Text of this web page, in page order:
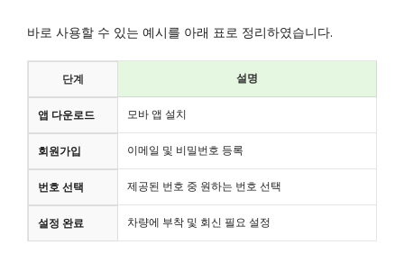
바로 사용할 수 있는 예시를 아래 표로 정리하였습니다.
단계 설명
앱 다운로드 모바 앱 설치
회원가입 이메일 및 비밀번호 등록
번호 선택 제공된 번호 중 원하는 번호 선택
설정 완료 차량에 부착 및 회신 필요 설정